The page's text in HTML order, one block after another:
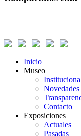
Inicio
Museo
Novedades
Contacto
Exposiciones
Actuales
Pasadas